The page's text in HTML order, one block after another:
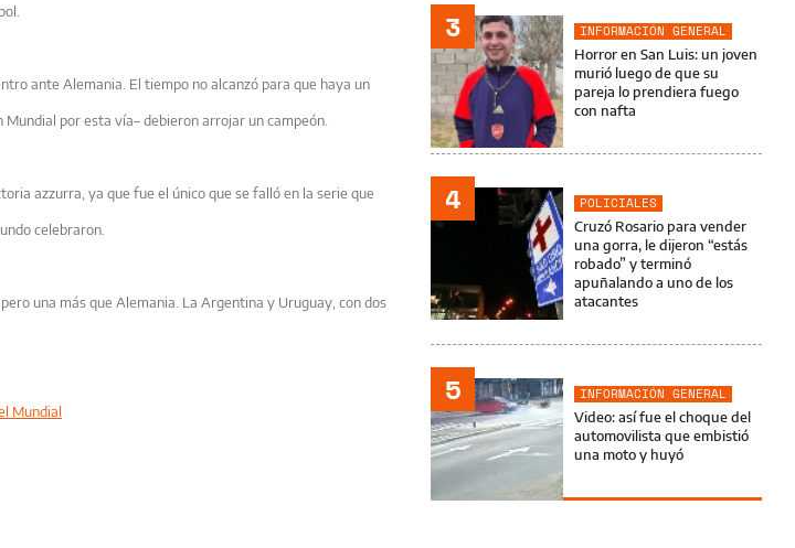
ante Alemania. El tiempo no alcanzó para que haya un
por esta vía– debieron arrojar un campeón.
azzurra, ya que fue el único que se falló en la serie que
celebraron.
una más que Alemania. La Argentina y Uruguay, con dos
Mundial
3
INFORMACIÓN GENERAL
Horror en San Luis: un joven
murió luego de que su
pareja lo prendiera fuego
con nafta
4
POLICIALES
Cruzó Rosario para vender
una gorra, le dijeron “estás
robado” y terminó
apuñalando a uno de los
atacantes
5
INFORMACIÓN GENERAL
Video: así fue el choque del
automovilista que embistió
una moto y huyó